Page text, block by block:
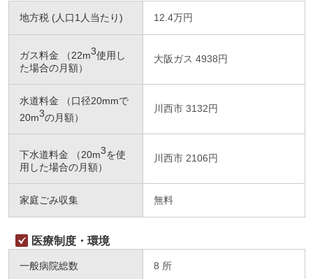
地方税 (人口1人当たり) 12.4万円
ガス料金 （22m3使用し
た場合の月額）
大阪ガス 4938円
水道料金 （口径20mmで
20m3の月額）
川西市 3132円
下水道料金 （20m3を使
用した場合の月額）
川西市 2106円
家庭ごみ収集 無料
医療制度・環境
一般病院総数 8 所